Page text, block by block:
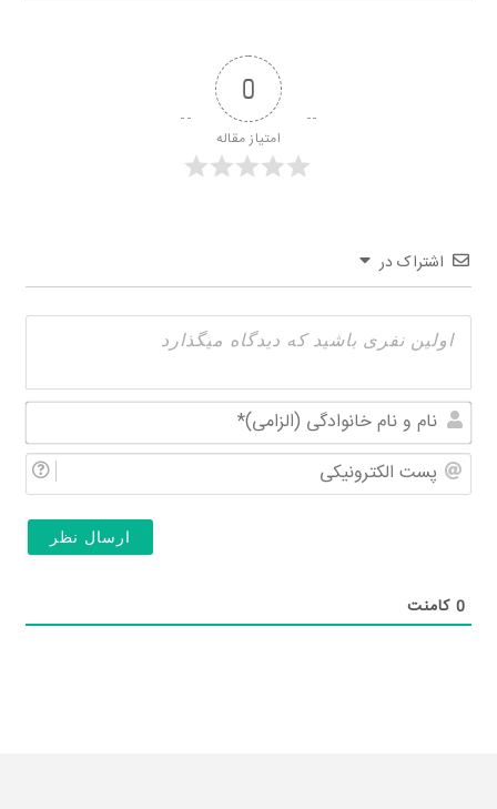
0
امتیاز مقاله
اشتراک در
و
0 کامنت